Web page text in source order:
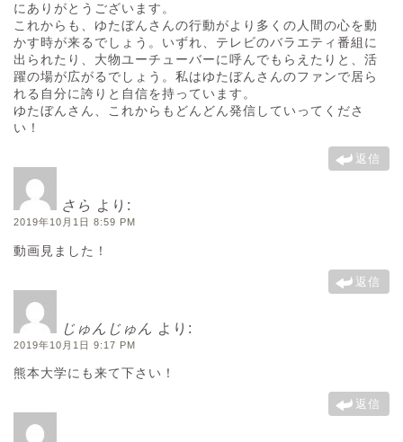
にありがとうございます。
これからも、ゆたぼんさんの行動がより多くの人間の心を動
かす時が来るでしょう。いずれ、テレビのバラエティ番組に
出られたり、大物ユーチューバーに呼んでもらえたりと、活
躍の場が広がるでしょう。私はゆたぼんさんのファンで居ら
れる自分に誇りと自信を持っています。
ゆたぼんさん、これからもどんどん発信していってくださ
い！
返信
さら より:
2019年10月1日 8:59 PM
動画見ました！
返信
じゅんじゅん より:
2019年10月1日 9:17 PM
熊本大学にも来て下さい！
返信